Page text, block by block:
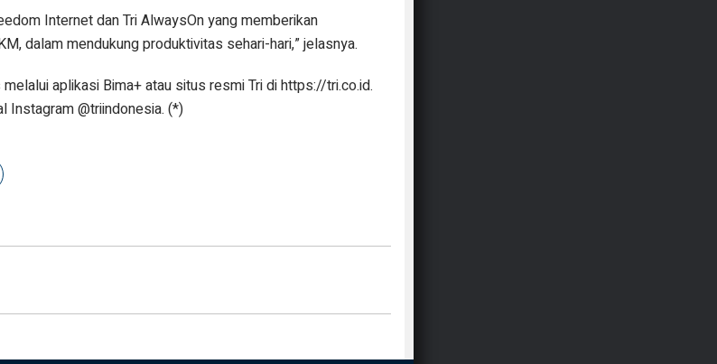
Internet dan Tri AlwaysOn yang memberikan
dalam mendukung produktivitas sehari-hari,” jelasnya.
aplikasi Bima+ atau situs resmi Tri di https://tri.co.id.
Instagram @triindonesia. (*)